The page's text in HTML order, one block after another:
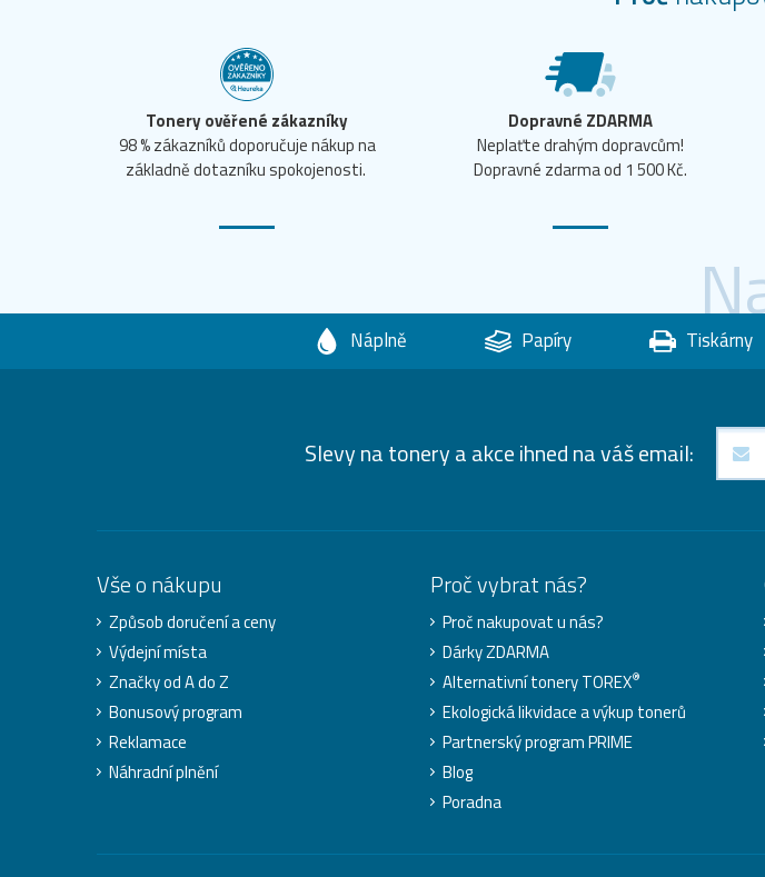
Tonery ověřené zákazníky
98 % zákazníků doporučuje nákup na
základně dotazníku spokojenosti.
Dopravné ZDARMA
Neplaťte drahým dopravcům!
Dopravné zdarma od 1 500 Kč.
Náplně Papíry Tiskárny
Slevy na tonery a akce ihned na váš email:
Vše o nákupu
Způsob doručení a ceny
Výdejní místa
Značky od A do Z
Bonusový program
Reklamace
Náhradní plnění
Proč vybrat nás?
Proč nakupovat u nás?
Dárky ZDARMA
Alternativní tonery TOREX®
Ekologická likvidace a výkup tonerů
Partnerský program PRIME
Blog
Poradna